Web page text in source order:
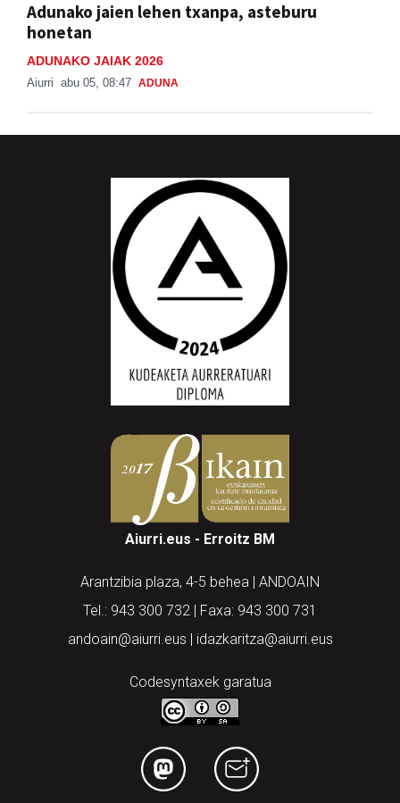
Adunako jaien lehen txanpa, asteburu
honetan
ADUNAKO JAIAK 2026
Aiurri abu 05, 08:47 ADUNA
Aiurri.eus - Erroitz BM
Arantzibia plaza, 4-5 behea | ANDOAIN
Tel.: 943 300 732 | Faxa: 943 300 731
andoain@aiurri.eus | idazkaritza@aiurri.eus
Codesyntaxek garatua